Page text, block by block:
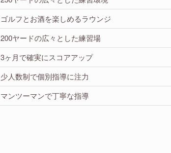
ゴルフとお酒を楽しめるラウンジ
200ヤードの広々とした練習場
3ヶ月で確実にスコアアップ
少人数制で個別指導に注力
マンツーマンで丁寧な指導